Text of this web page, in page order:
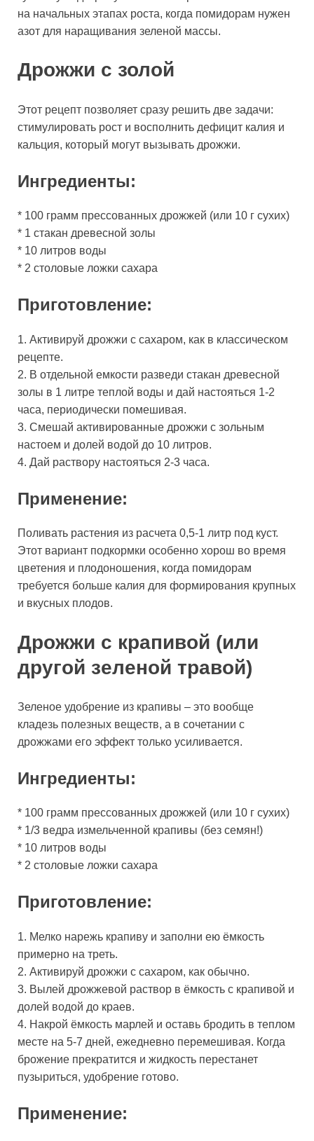
на начальных этапах роста, когда помидорам нужен
азот для наращивания зеленой массы.
Дрожжи с золой
Этот рецепт позволяет сразу решить две задачи:
стимулировать рост и восполнить дефицит калия и
кальция, который могут вызывать дрожжи.
Ингредиенты:
* 100 грамм прессованных дрожжей (или 10 г сухих)
* 1 стакан древесной золы
* 10 литров воды
* 2 столовые ложки сахара
Приготовление:
1. Активируй дрожжи с сахаром, как в классическом
рецепте.
2. В отдельной емкости разведи стакан древесной
золы в 1 литре теплой воды и дай настояться 1-2
часа, периодически помешивая.
3. Смешай активированные дрожжи с зольным
настоем и долей водой до 10 литров.
4. Дай раствору настояться 2-3 часа.
Применение:
Поливать растения из расчета 0,5-1 литр под куст.
Этот вариант подкормки особенно хорош во время
цветения и плодоношения, когда помидорам
требуется больше калия для формирования крупных
и вкусных плодов.
Дрожжи с крапивой (или
другой зеленой травой)
Зеленое удобрение из крапивы – это вообще
кладезь полезных веществ, а в сочетании с
дрожжами его эффект только усиливается.
Ингредиенты:
* 100 грамм прессованных дрожжей (или 10 г сухих)
* 1/3 ведра измельченной крапивы (без семян!)
* 10 литров воды
* 2 столовые ложки сахара
Приготовление:
1. Мелко нарежь крапиву и заполни ею ёмкость
примерно на треть.
2. Активируй дрожжи с сахаром, как обычно.
3. Вылей дрожжевой раствор в ёмкость с крапивой и
долей водой до краев.
4. Накрой ёмкость марлей и оставь бродить в теплом
месте на 5-7 дней, ежедневно перемешивая. Когда
брожение прекратится и жидкость перестанет
пузыриться, удобрение готово.
Применение: